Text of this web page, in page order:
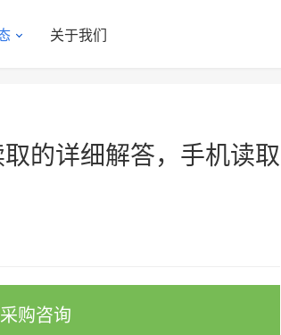
关于我们
的详细解答，手机读取
购咨询